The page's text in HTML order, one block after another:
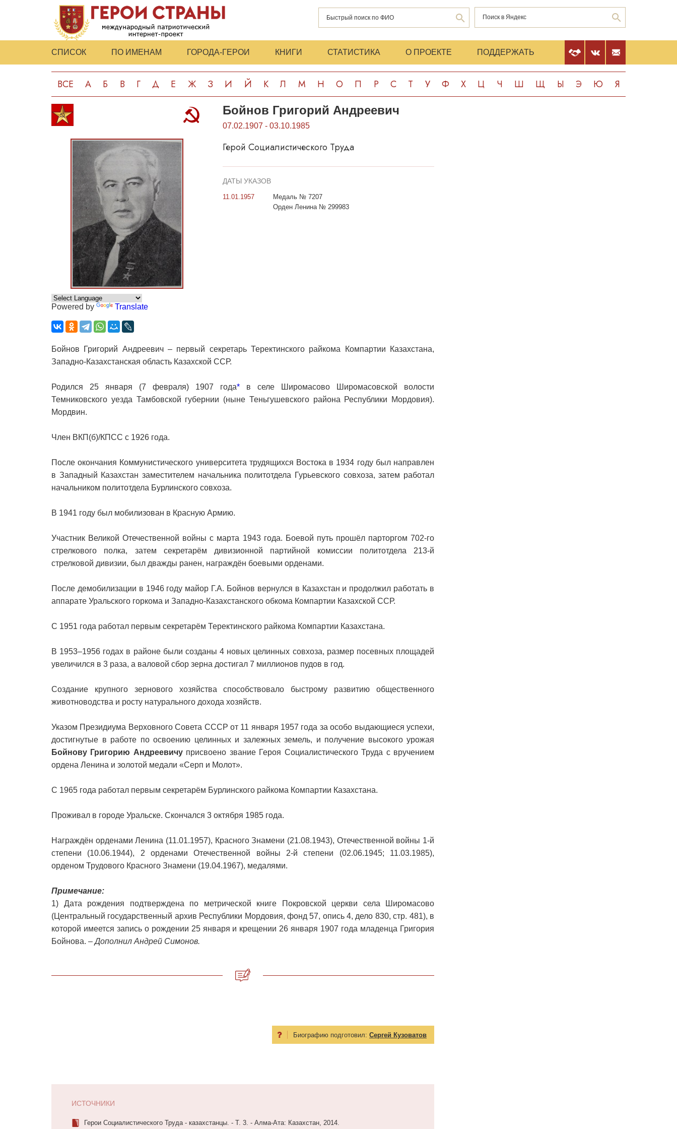
СПИСОК ПО ИМЕНАМ ГОРОДА-ГЕРОИ КНИГИ СТАТИСТИКА О ПРОЕКТЕ ПОДДЕРЖАТЬ
ВСЕ А Б В Г Д Е Ж З И Й К Л М Н О П Р С Т У Ф Х Ц Ч Ш Щ Ы Э Ю Я
Powered by Translate
Бойнов Григорий Андреевич
07.02.1907 - 03.10.1985
Герой Социалистического Труда
ДАТЫ УКАЗОВ
11.01.1957
Медаль № 7207
Орден Ленина № 299983
Бойнов Григорий Андреевич – первый секретарь Теректинского райкома Компартии Казахстана,
Западно-Казахстанская область Казахской ССР.
Родился 25 января (7 февраля) 1907 года* в селе Широмасово Широмасовской волости
Темниковского уезда Тамбовской губернии (ныне Теньгушевского района Республики Мордовия).
Мордвин.
Член ВКП(б)/КПСС с 1926 года.
После окончания Коммунистического университета трудящихся Востока в 1934 году был направлен
в Западный Казахстан заместителем начальника политотдела Гурьевского совхоза, затем работал
начальником политотдела Бурлинского совхоза.
В 1941 году был мобилизован в Красную Армию.
Участник Великой Отечественной войны с марта 1943 года. Боевой путь прошёл парторгом 702-го
стрелкового полка, затем секретарём дивизионной партийной комиссии политотдела 213-й
стрелковой дивизии, был дважды ранен, награждён боевыми орденами.
После демобилизации в 1946 году майор Г.А. Бойнов вернулся в Казахстан и продолжил работать в
аппарате Уральского горкома и Западно-Казахстанского обкома Компартии Казахской ССР.
С 1951 года работал первым секретарём Теректинского райкома Компартии Казахстана.
В 1953–1956 годах в районе были созданы 4 новых целинных совхоза, размер посевных площадей
увеличился в 3 раза, а валовой сбор зерна достигал 7 миллионов пудов в год.
Создание крупного зернового хозяйства способствовало быстрому развитию общественного
животноводства и росту натурального дохода хозяйств.
Указом Президиума Верховного Совета СССР от 11 января 1957 года за особо выдающиеся успехи,
достигнутые в работе по освоению целинных и залежных земель, и получение высокого урожая
Бойнову Григорию Андреевичуприсвоено звание Героя Социалистического Труда с вручением
ордена Ленина и золотой медали «Серп и Молот».
С 1965 года работал первым секретарём Бурлинского райкома Компартии Казахстана.
Проживал в городе Уральске. Скончался 3 октября 1985 года.
Награждён орденами Ленина (11.01.1957), Красного Знамени (21.08.1943), Отечественной войны 1-й
степени (10.06.1944), 2 орденами Отечественной войны 2-й степени (02.06.1945; 11.03.1985),
орденом Трудового Красного Знамени (19.04.1967), медалями.
Примечание:
1) Дата рождения подтверждена по метрической книге Покровской церкви села Широмасово
(Центральный государственный архив Республики Мордовия, фонд 57, опись 4, дело 830, стр. 481), в
которой имеется запись о рождении 25 января и крещении 26 января 1907 года младенца Григория
Бойнова. –Дополнил Андрей Симонов.
Биографию подготовил: Сергей Кузоватов
ИСТОЧНИКИ
Герои Социалистического Труда - казахстанцы. - Т. 3. - Алма-Ата: Казахстан, 2014.